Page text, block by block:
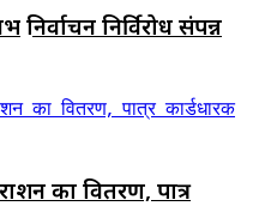
निर्वाचन निर्विरोध संपन्न
का वितरण, पात्र